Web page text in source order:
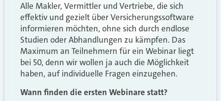
Alle Makler, Vermittler und Vertriebe, die sich
effektiv und gezielt über Versicherungssoftware
informieren möchten, ohne sich durch endlose
Studien oder Abhandlungen zu kämpfen. Das
Maximum an Teilnehmern für ein Webinar liegt
bei 50, denn wir wollen ja auch die Möglichkeit
haben, auf individuelle Fragen einzugehen.
Wann finden die ersten Webinare statt?